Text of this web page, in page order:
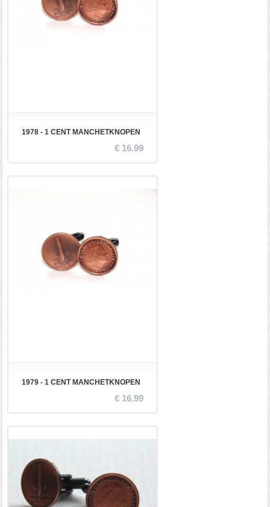
1978 - 1 CENT MANCHETKNOPEN
€ 16.99
1979 - 1 CENT MANCHETKNOPEN
€ 16.99